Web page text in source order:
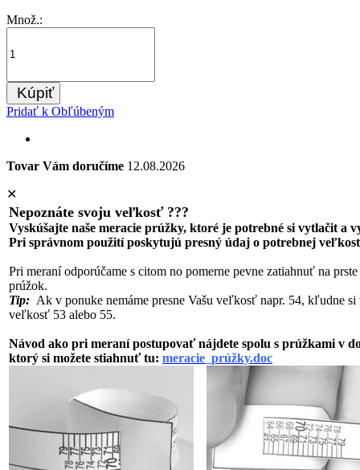
Množ.:
Kúpiť
Pridať k Obľúbeným
Tovar Vám doručíme 12.08.2026
✕
Nepoznáte svoju veľkosť ???
Vyskúšajte naše meracie prúžky, ktoré je potrebné si vytlačit a
Pri správnom použití poskytujú presný údaj o potrebnej
Pri meraní odporúčame s citom no pomerne pevne zatiahnuť na
prúžok.
Tip: Ak v ponuke nemáme presne Vašu veľkosť napr. 54, kľudne si
veľkosť 53 alebo 55.
Návod ako pri meraní postupovať nájdete spolu s prúžkami v
ktorý si možete stiahnuť tu: meracie_prúžky.doc